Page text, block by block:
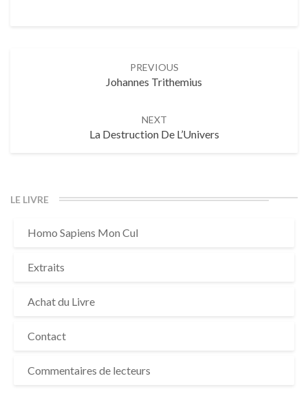
PREVIOUS
Johannes Trithemius
NEXT
La Destruction De L’Univers
LE LIVRE
Homo Sapiens Mon Cul
Extraits
Achat du Livre
Contact
Commentaires de lecteurs